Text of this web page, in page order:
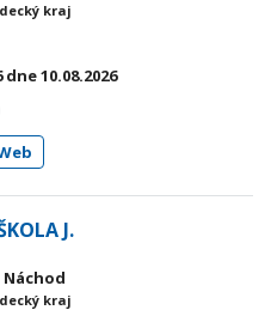
kraj
dne 10.08.2026
J.
Náchod
kraj